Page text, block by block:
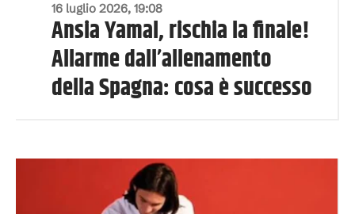
16 luglio 2026, 19:08
Ansia Yamal, rischia la finale!
Allarme dall’allenamento
della Spagna: cosa è successo